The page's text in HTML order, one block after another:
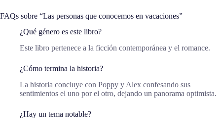
FAQs sobre “Las personas que conocemos en vacaciones”
¿Qué género es este libro?
Este libro pertenece a la ficción contemporánea y el romance.
¿Cómo termina la historia?
La historia concluye con Poppy y Alex confesando sus
sentimientos el uno por el otro, dejando un panorama optimista.
¿Hay un tema notable?